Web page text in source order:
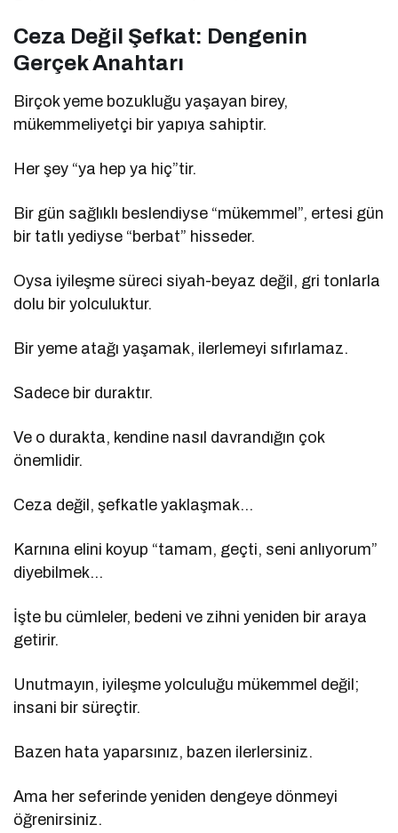
Ceza Değil Şefkat: Dengenin
Gerçek Anahtarı
Birçok yeme bozukluğu yaşayan birey,
mükemmeliyetçi bir yapıya sahiptir.
Her şey “ya hep ya hiç”tir.
Bir gün sağlıklı beslendiyse “mükemmel”, ertesi gün
bir tatlı yediyse “berbat” hisseder.
Oysa iyileşme süreci siyah-beyaz değil, gri tonlarla
dolu bir yolculuktur.
Bir yeme atağı yaşamak, ilerlemeyi sıfırlamaz.
Sadece bir duraktır.
Ve o durakta, kendine nasıl davrandığın çok
önemlidir.
Ceza değil, şefkatle yaklaşmak…
Karnına elini koyup “tamam, geçti, seni anlıyorum”
diyebilmek…
İşte bu cümleler, bedeni ve zihni yeniden bir araya
getirir.
Unutmayın, iyileşme yolculuğu mükemmel değil;
insani bir süreçtir.
Bazen hata yaparsınız, bazen ilerlersiniz.
Ama her seferinde yeniden dengeye dönmeyi
öğrenirsiniz.